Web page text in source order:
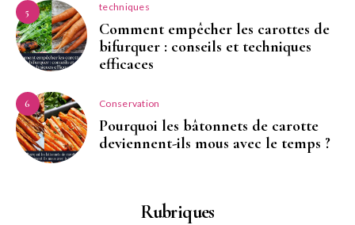
5 techniques
Comment empêcher les carottes de
bifurquer : conseils et techniques
efficaces
6 Conservation
Pourquoi les bâtonnets de carotte
deviennent-ils mous avec le temps ?
Rubriques